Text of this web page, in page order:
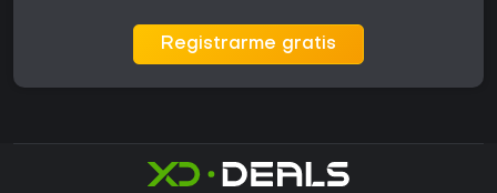
Registrarme gratis